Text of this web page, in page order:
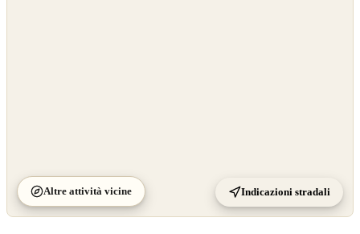
Altre attività vicine Indicazioni stradali